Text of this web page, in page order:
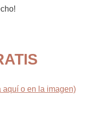
aquí o en la imagen)